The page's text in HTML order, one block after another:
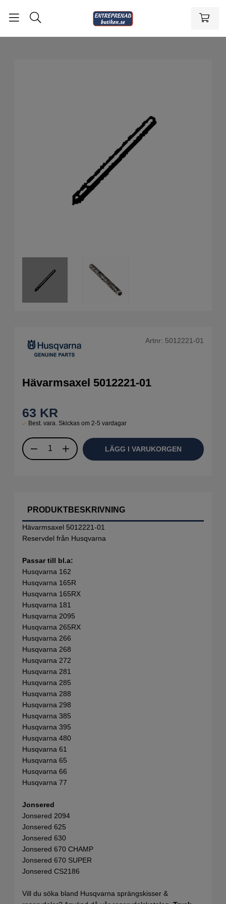
Artnr: 5012221-01
Hävarmsaxel 5012221-01
63 KR
Best. vara. Skickas om 2-5 vardagar
LÄGG I VARUKORGEN
PRODUKTBESKRIVNING
Hävarmsaxel 5012221-01
Reservdel från Husqvarna
Passar till bl.a:
Husqvarna 162
Husqvarna 165R
Husqvarna 165RX
Husqvarna 181
Husqvarna 2095
Husqvarna 265RX
Husqvarna 266
Husqvarna 268
Husqvarna 272
Husqvarna 281
Husqvarna 285
Husqvarna 288
Husqvarna 298
Husqvarna 385
Husqvarna 395
Husqvarna 480
Husqvarna 61
Husqvarna 65
Husqvarna 66
Husqvarna 77
Jonsered
Jonsered 2094
Jonsered 625
Jonsered 630
Jonsered 670 CHAMP
Jonsered 670 SUPER
Jonsered CS2186
Vill du söka bland Husqvarna sprängskisser &